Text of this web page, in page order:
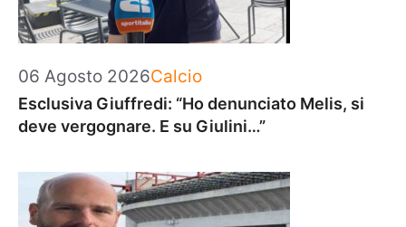
06 Agosto 2026Categorie
Calcio
Esclusiva Giuffredi: “Ho denunciato Melis, si
deve vergognare. E su Giulini…”